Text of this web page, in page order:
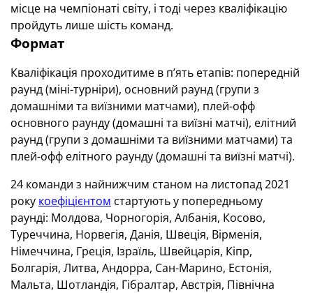
місце на чемпіонаті світу, і тоді через кваліфікацію
пройдуть лише шість команд.
Формат
Кваліфікація проходитиме в п’ять етапів: попередній
раунд (міні-турніри), основний раунд (групи з
домашніми та виїзними матчами), плей-офф
основного раунду (домашні та виїзні матчі), елітний
раунд (групи з домашніми та виїзними матчами) та
плей-офф елітного раунду (домашні та виїзні матчі).
24 команди з найнижчим станом на листопад 2021
року коефіцієнтом стартують у попередньому
раунді: Молдова, Чорногорія, Албанія, Косово,
Туреччина, Норвегія, Данія, Швеція, Вірменія,
Німеччина, Греція, Ізраїль, Швейцарія, Кіпр,
Болгарія, Литва, Андорра, Сан-Марино, Естонія,
Мальта, Шотландія, Гібралтар, Австрія, Північна